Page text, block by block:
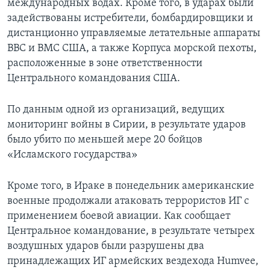
международных водах. Кроме того, в ударах были
задействованы истребители, бомбардировщики и
дистанционно управляемые летательные аппараты
ВВС и ВМС США, а также Корпуса морской пехоты,
расположенные в зоне ответственности
Центрального командования США.
По данным одной из организаций, ведущих
мониторинг войны в Сирии, в результате ударов
было убито по меньшей мере 20 бойцов
«Исламского государства»
Кроме того, в Ираке в понедельник американские
военные продолжали атаковать террористов ИГ с
применением боевой авиации. Как сообщает
Центральное командование, в результате четырех
воздушных ударов были разрушены два
принадлежащих ИГ армейских вездехода Humvee,